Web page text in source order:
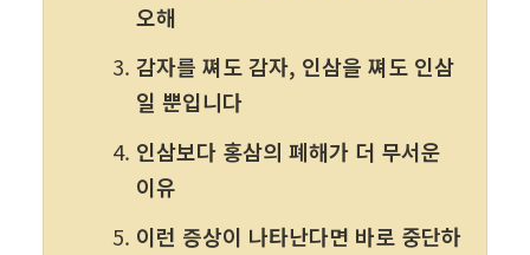
오해
감자를 쪄도 감자, 인삼을 쪄도 인삼
일 뿐입니다
인삼보다 홍삼의 폐해가 더 무서운
이유
이런 증상이 나타난다면 바로 중단하